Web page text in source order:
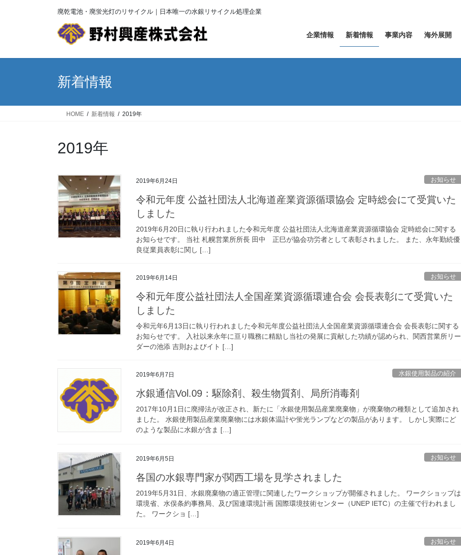
廃乾電池・廃蛍光灯のリサイクル｜日本唯一の水銀リサイクル処理企業
企業情報 新着情報 事業内容 海外展開
新着情報
HOME 新着情報 2019年
2019年
2019年6月24日 お知らせ
令和元年度 公益社団法人北海道産業資源循環協会 定時総会にて受賞いた
しました
2019年6月20日に執り行われました令和元年度 公益社団法人北海道産業資源循環協会 定時総会に関する
お知らせです。 当社 札幌営業所所長 田中 正巳が協会功労者として表彰されました。 また、永年勤続優
良従業員表彰に関し […]
2019年6月14日 お知らせ
令和元年度公益社団法人全国産業資源循環連合会 会長表彰にて受賞いた
しました
令和元年6月13日に執り行われました令和元年度公益社団法人全国産業資源循環連合会 会長表彰に関する
お知らせです。 入社以来永年に亘り職務に精励し当社の発展に貢献した功績が認められ、関西営業所リー
ダーの池添 吉則およびイト […]
2019年6月7日 水銀使用製品の紹介
水銀通信Vol.09：駆除剤、殺生物質剤、局所消毒剤
2017年10月1日に廃掃法が改正され、新たに「水銀使用製品産業廃棄物」が廃棄物の種類として追加され
ました。 水銀使用製品産業廃棄物には水銀体温計や蛍光ランプなどの製品があります。 しかし実際にど
のような製品に水銀が含ま […]
2019年6月5日 お知らせ
各国の水銀専門家が関西工場を見学されました
2019年5月31日、水銀廃棄物の適正管理に関連したワークショップが開催されました。 ワークショップは
環境省、水俣条約事務局、及び国連環境計画 国際環境技術センター（UNEP IETC）の主催で行われまし
た。 ワークショ […]
2019年6月4日 お知らせ